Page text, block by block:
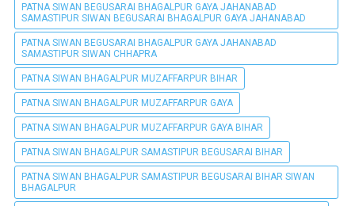
PATNA SIWAN BEGUSARAI BHAGALPUR GAYA JAHANABAD
SAMASTIPUR SIWAN BEGUSARAI BHAGALPUR GAYA JAHANABAD
PATNA SIWAN BEGUSARAI BHAGALPUR GAYA JAHANABAD
SAMASTIPUR SIWAN CHHAPRA
PATNA SIWAN BHAGALPUR MUZAFFARPUR BIHAR
PATNA SIWAN BHAGALPUR MUZAFFARPUR GAYA
PATNA SIWAN BHAGALPUR MUZAFFARPUR GAYA BIHAR
PATNA SIWAN BHAGALPUR SAMASTIPUR BEGUSARAI BIHAR
PATNA SIWAN BHAGALPUR SAMASTIPUR BEGUSARAI BIHAR SIWAN
BHAGALPUR